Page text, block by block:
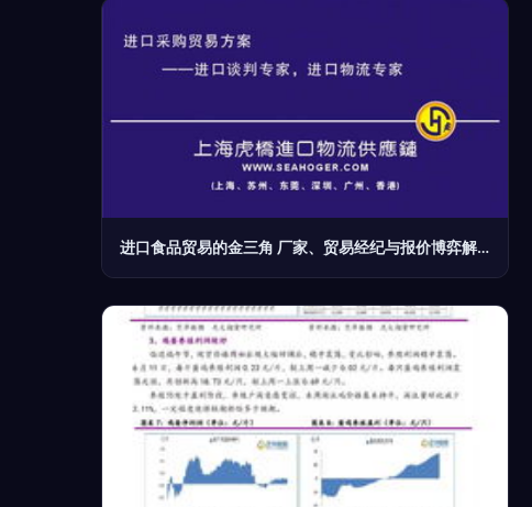
进口食品贸易的金三角 厂家、贸易经纪与报价博弈解析